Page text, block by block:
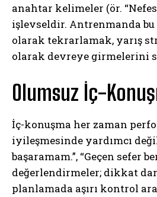
anahtar kelimeler (ör.
işlevseldir. Antrenmanda bu
olarak tekrarlamak, yarış
olarak devreye girmelerini
Olumsuz İç-
İç-konuşma her zaman
iyileşmesinde yardımcı
başaramam.”, “Geçen sefer
değerlendirmeler; dikkat
planlamada aşırı kontrol